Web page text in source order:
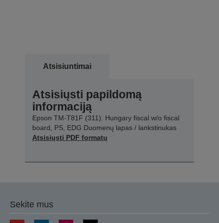
Atsisiuntimai
Atsisiųsti papildomą
informaciją
Epson TM-T81F (311): Hungary fiscal w/o fiscal
board, PS, EDG Duomenų lapas / lankstinukas
Atsisiųsti PDF formatu
Sekite mus